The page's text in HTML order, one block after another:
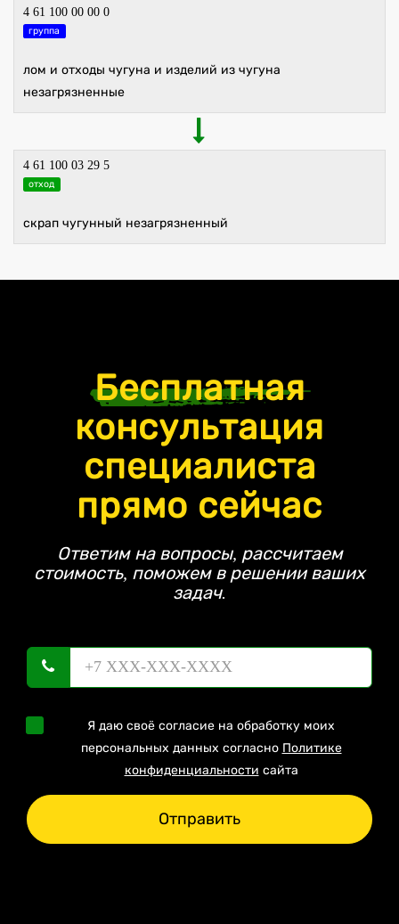
4 61 100 00 00 0
группа
лом и отходы чугуна и изделий из чугуна
незагрязненные
4 61 100 03 29 5
отход
скрап чугунный незагрязненный
Бесплатная
консультация
специалиста
прямо сейчас
Ответим на вопросы, рассчитаем
стоимость, поможем в решении ваших
задач.
Я даю своё согласие на обработку моих
персональных данных согласно Политике
конфиденциальности сайта
Отправить